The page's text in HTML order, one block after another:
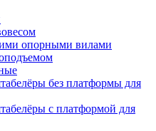
опорными вилами
без платформы для
с платформой для